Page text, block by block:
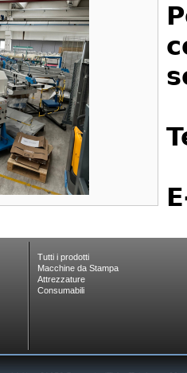
Tutti i prodotti
Macchine da Stampa
Attrezzature
Consumabili